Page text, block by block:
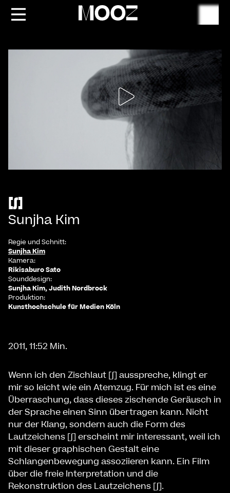
[∫]
Sunjha Kim
Regie und Schnitt:
Sunjha Kim
Kamera:
Rikisaburo Sato
Sounddesign:
Sunjha Kim, Judith Nordbrock
Produktion:
Kunsthochschule für Medien Köln
2011, 11:52 Min.
Wenn ich den Zischlaut [∫] ausspreche, klingt er
mir so leicht wie ein Atemzug. Für mich ist es eine
Überraschung, dass dieses zischende Geräusch in
der Sprache einen Sinn übertragen kann. Nicht
nur der Klang, sondern auch die Form des
Lautzeichens [∫] erscheint mir interessant, weil ich
mit dieser graphischen Gestalt eine
Schlangenbewegung assoziieren kann. Ein Film
über die freie Interpretation und die
Rekonstruktion des Lautzeichens [∫].